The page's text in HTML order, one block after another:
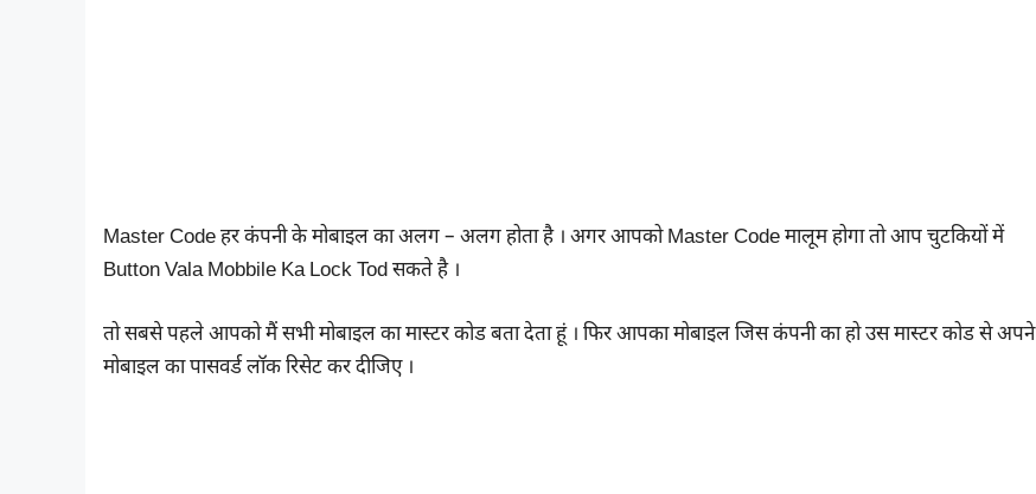
Master Code हर कंपनी के मोबाइल का अलग – अलग होता है । अगर आपको Master Code मालूम होगा तो आप चुटकियों में
Button Vala Mobbile Ka Lock Tod सकते है ।
तो सबसे पहले आपको मैं सभी मोबाइल का मास्टर कोड बता देता हूं । फिर आपका मोबाइल जिस कंपनी का हो उस मास्टर कोड से अपने
मोबाइल का पासवर्ड लॉक रिसेट कर दीजिए ।